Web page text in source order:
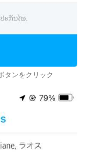
タンをクリック